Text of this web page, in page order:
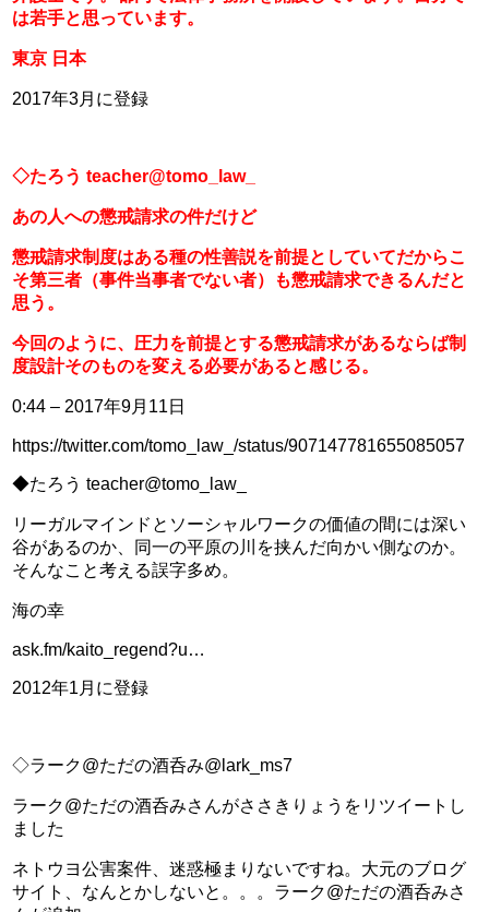
は若手と思っています。
東京 日本
2017年3月に登録
◇たろう teacher@tomo_law_
あの人への懲戒請求の件だけど
懲戒請求制度はある種の性善説を前提としていてだからこ
そ第三者（事件当事者でない者）も懲戒請求できるんだと
思う。
今回のように、圧力を前提とする懲戒請求があるならば制
度設計そのものを変える必要があると感じる。
0:44 – 2017年9月11日
https://twitter.com/tomo_law_/status/907147781655085057
◆たろう teacher@tomo_law_
リーガルマインドとソーシャルワークの価値の間には深い
谷があるのか、同一の平原の川を挟んだ向かい側なのか。
そんなこと考える誤字多め。
海の幸
ask.fm/kaito_regend?u…
2012年1月に登録
◇ラーク@ただの酒呑み@lark_ms7
ラーク@ただの酒呑みさんがささきりょうをリツイートし
ました
ネトウヨ公害案件、迷惑極まりないですね。大元のブログ
サイト、なんとかしないと。。。ラーク@ただの酒呑みさ